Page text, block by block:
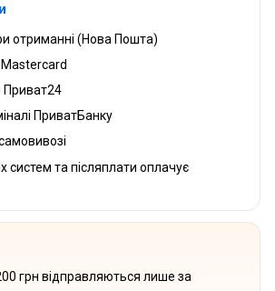
отриманні (Нова Пошта)
Приват24
ПриватБанку
систем та післяплати оплачує
грн відправляються лише за